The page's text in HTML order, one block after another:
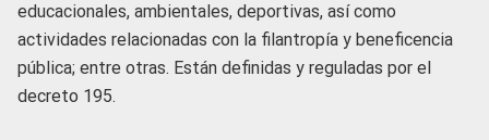
educacionales, ambientales, deportivas, así como
actividades relacionadas con la filantropía y beneficencia
pública; entre otras. Están definidas y reguladas por el
decreto 195.